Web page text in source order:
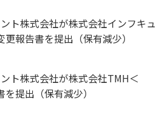
ト株式会社が株式会社インフキュ
報告書を提出（保有減少）
ト株式会社が株式会社TMH＜
提出（保有減少）